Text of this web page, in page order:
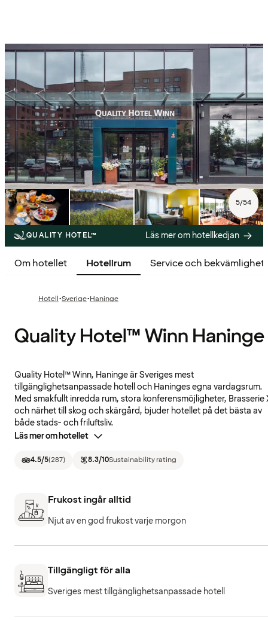
5/54
QUALITY HOTEL™ Läs mer om hotellkedjan
Om hotellet Hotellrum Service och
Hotell·Sverige·Haninge
Quality Hotel™ Winn Haninge
Quality Hotel™ Winn, Haninge är Sveriges mest
tillgänglighetsanpassade hotell och Haninges egna vardagsrum.
Med smakfullt inredda rum, stora konferensmöjligheter, Brasserie
och närhet till skog och skärgård, bjuder hotellet på det bästa av
både stads- och friluftsliv.
Läs mer om hotellet
4.5/5(287) 8.3/10Sustainability rating
Frukost ingår alltid
Njut av en god frukost varje morgon
Tillgängligt för alla
Sveriges mest tillgänglighetsanpassade hotell